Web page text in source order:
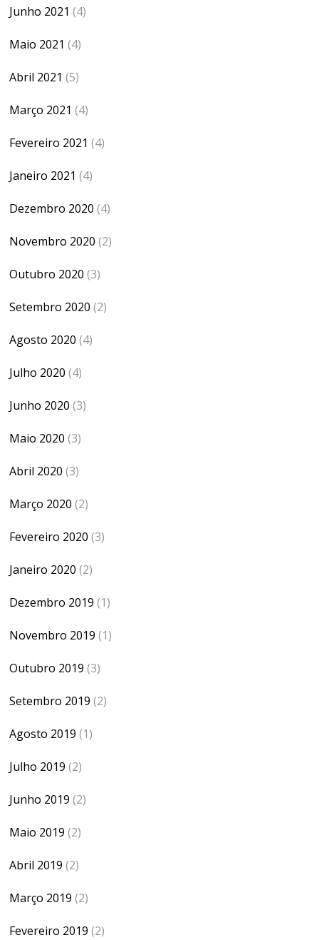
Junho 2021 (4)
Maio 2021 (4)
Abril 2021 (5)
Março 2021 (4)
Fevereiro 2021 (4)
Janeiro 2021 (4)
Dezembro 2020 (4)
Novembro 2020 (2)
Outubro 2020 (3)
Setembro 2020 (2)
Agosto 2020 (4)
Julho 2020 (4)
Junho 2020 (3)
Maio 2020 (3)
Abril 2020 (3)
Março 2020 (2)
Fevereiro 2020 (3)
Janeiro 2020 (2)
Dezembro 2019 (1)
Novembro 2019 (1)
Outubro 2019 (3)
Setembro 2019 (2)
Agosto 2019 (1)
Julho 2019 (2)
Junho 2019 (2)
Maio 2019 (2)
Abril 2019 (2)
Março 2019 (2)
Fevereiro 2019 (2)